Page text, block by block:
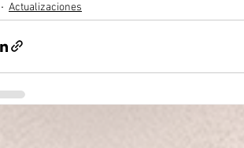
Actualizaciones